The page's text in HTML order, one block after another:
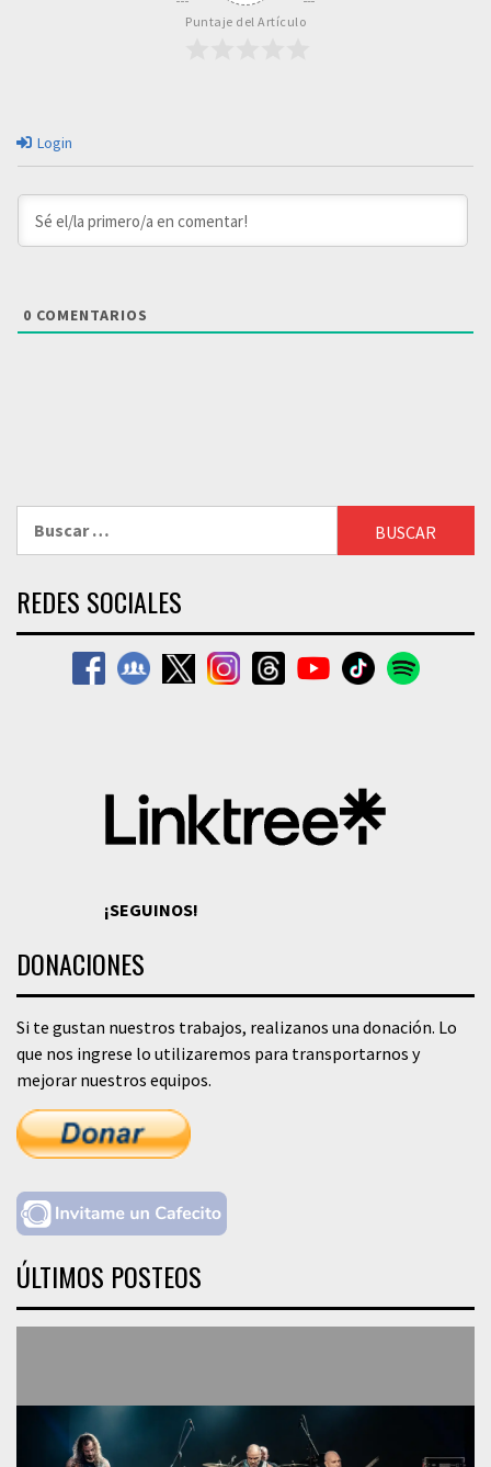
Puntaje del Artículo
Login
0 COMENTARIOS
REDES SOCIALES
¡SEGUINOS!
DONACIONES
Si te gustan nuestros trabajos, realizanos una donación. Lo
que nos ingrese lo utilizaremos para transportarnos y
mejorar nuestros equipos.
ÚLTIMOS POSTEOS